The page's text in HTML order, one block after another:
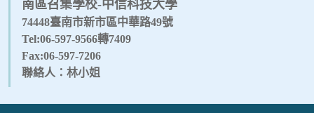
南區召集學校-中信科技大學
74448臺南市新市區中華路49號
Tel:06-597-9566轉7409
Fax:06-597-7206
聯絡人：林小姐